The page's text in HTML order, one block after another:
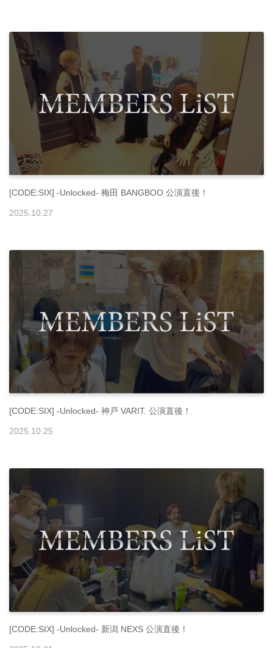
[CODE:SIX] -Unlocked- 梅田 BANGBOO 公演直後！
2025 10 27
[CODE:SIX] -Unlocked- 神戸 VARIT. 公演直後！
2025 10 25
[CODE:SIX] -Unlocked- 新潟 NEXS 公演直後！